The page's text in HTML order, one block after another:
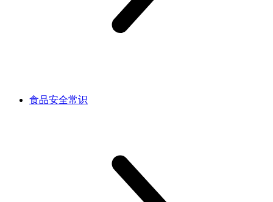
食品安全常识